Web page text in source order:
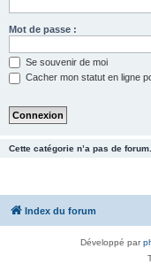
Mot de passe :
Se souvenir de moi
Cacher mon statut en ligne
Cette catégorie n’a pas de forum.
Index du forum
Développé par